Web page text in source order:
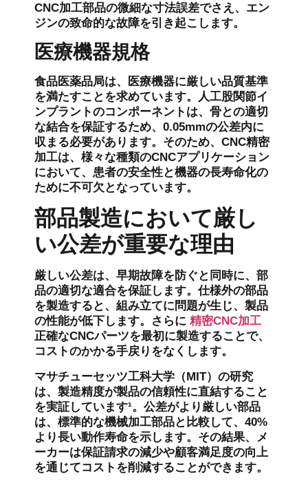
CNC加工部品の微細な寸法誤差でさえ、エン
ジンの致命的な故障を引き起こします。
医療機器規格
食品医薬品局は、医療機器に厳しい品質基準
を満たすことを求めています。人工股関節イ
ンプラントのコンポーネントは、骨との適切
な結合を保証するため、0.05mmの公差内に
収まる必要があります。そのため、CNC精密
加工は、様々な種類のCNCアプリケーション
において、患者の安全性と機器の長寿命化の
ために不可欠となっています。
部品製造において厳し
い公差が重要な理由
厳しい公差は、早期故障を防ぐと同時に、部
品の適切な適合を保証します。仕様外の部品
を製造すると、組み立てに問題が生じ、製品
の性能が低下します。さらに 精密CNC加工
正確なCNCパーツを最初に製造することで、
コストのかかる手戻りをなくします。
マサチューセッツ工科大学（MIT）の研究
は、製造精度が製品の信頼性に直結すること
を実証しています¹。公差がより厳しい部品
は、標準的な機械加工部品と比較して、40%
より長い動作寿命を示します。その結果、メ
ーカーは保証請求の減少や顧客満足度の向上
を通じてコストを削減することができます。